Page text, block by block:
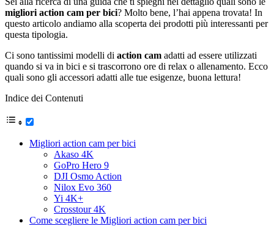
migliori action cam per bici? Molto bene, l’hai appena trovata! In
questo articolo andiamo alla scoperta dei prodotti più interessanti per
questa tipologia.
Ci sono tantissimi modelli di action cam adatti ad essere utilizzati
quando si va in bici e si trascorrono ore di relax o allenamento. Ecco
quali sono gli accessori adatti alle tue esigenze, buona lettura!
Indice dei Contenuti
Migliori action cam per bici
Akaso 4K
GoPro Hero 9
DJI Osmo Action
Nilox Evo 360
Yi 4K+
Crosstour 4K
Come scegliere le Migliori action cam per bici